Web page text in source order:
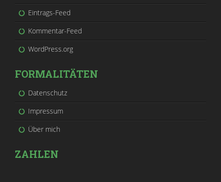
Eintrags-Feed
Kommentar-Feed
WordPress.org
FORMALITÄTEN
Datenschutz
Impressum
Über mich
ZAHLEN